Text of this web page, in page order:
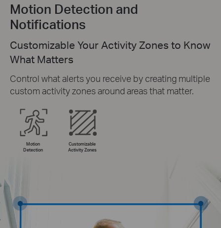
Motion Detection and
Notifications
Customizable Your Activity Zones to Know
What Matters
Control what alerts you receive by creating multiple
custom activity zones around areas that matter.
Motion
Detection
Customizable
Activity Zones